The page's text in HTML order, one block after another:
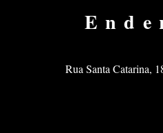
Rua Santa Catarina,